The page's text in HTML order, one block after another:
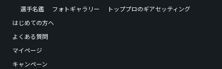
選手名鑑
フォトギャラリー
トッププロのギアセッティング
はじめての方へ
よくある質問
マイページ
キャンペーン